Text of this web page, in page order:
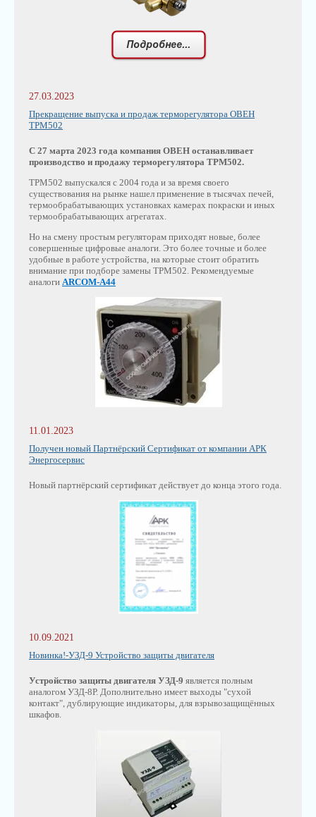
27.03.2023
Прекращение выпуска и продаж терморегулятора ОВЕН
ТРМ502
С 27 марта 2023 года компания ОВЕН останавливает
производство и продажу терморегулятора ТРМ502.
ТРМ502 выпускался с 2004 года и за время своего
существования на рынке нашел применение в тысячах печей,
термообрабатывающих установках камерах покраски и иных
термообрабатывающих агрегатах.
Но на смену простым регуляторам приходят новые, более
совершенные цифровые аналоги. Это более точные и более
удобные в работе устройства, на которые стоит обратить
внимание при подборе замены ТРМ502. Рекомендуемые
аналоги ARCOM-A44
11.01.2023
Получен новый Партнёрский Сертификат от компании АРК
Энергосервис
Новый партнёрский сертификат действует до конца этого года.
10.09.2021
Новинка!-УЗД-9 Устройство защиты двигателя
Устройство защиты двигателя УЗД-9 является полным
аналогом УЗД-8Р. Дополнительно имеет выходы "сухой
контакт", дублирующие индикаторы, для взрывозащищённых
шкафов.